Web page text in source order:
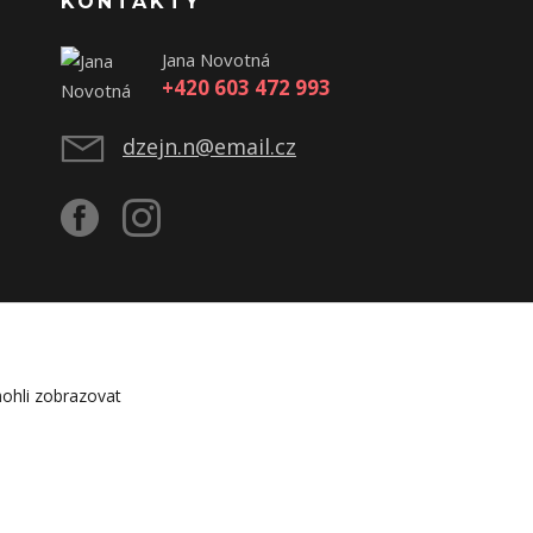
Jana Novotná
+420 603 472 993
dzejn.n@email.cz
zobrazovat